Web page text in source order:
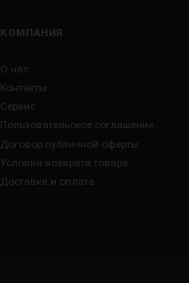
КОМПАНИЯ
О нас
Контакты
Сервис
Пользовательское соглашение
Договор публичной оферты
Условия возврата товара
Доставка и оплата